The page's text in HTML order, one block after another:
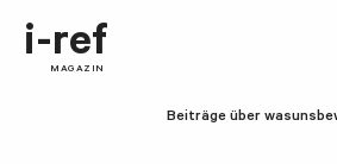
i-ref
MAGAZIN
Beiträge über